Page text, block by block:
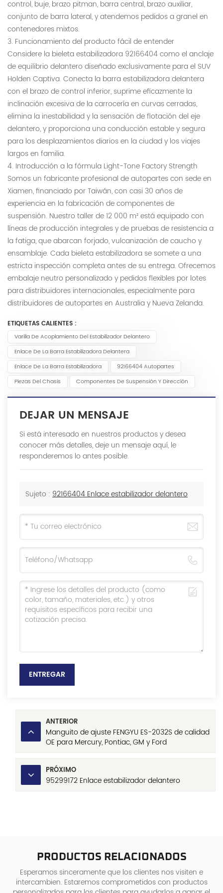
control, buje, brazo pitman, barra central, brazo auxiliar,
conjunto de barra lateral, y atendemos pedidos a granel en
contenedores mixtos.
3. Funcionamiento del producto fácil de entender
Considere la bieleta estabilizadora 92166404 como el anclaje
de equilibrio delantero diseñado exclusivamente para el SUV
Holden Captiva. Conecta la barra estabilizadora delantera
con el brazo de control inferior, suprime eficazmente la
inclinación excesiva de la carrocería en curvas cerradas,
elimina la inestabilidad y la sensación de flotación del eje
delantero, y proporciona una conducción estable y segura
para los desplazamientos diarios en la ciudad y los viajes
largos en familia.
4. Introducción a la fórmula Light-Tone Factory Strength
Somos un fabricante profesional de autopartes con sede en
Xiamen, financiado por Taiwán, con casi 30 años de
experiencia en la fabricación de componentes de
suspensión. Nuestro taller de 12 000 m² está equipado con
líneas de producción integrales y de pruebas de resistencia a
la fatiga, que abarcan forjado, vulcanización de caucho y
ensamblaje. Cada bieleta estabilizadora se somete a una
estricta inspección completa antes de su entrega. Ofrecemos
embalaje neutro personalizado y pedidos flexibles por lotes
para distribuidores internacionales, especialmente para
distribuidores de autopartes en Australia y Nueva Zelanda.
ETIQUETAS CALIENTES :
Varilla De Acoplamiento Del Estabilizador Delantero
Enlace De La Barra Estabilizadora Delantera
Enlace De La Barra Estabilizadora
92166404 Autopartes
Piezas Del Chasis
Componentes De Suspensión Y Dirección
DEJAR UN MENSAJE
Si está interesado en nuestros productos y desea
conocer más detalles, deje un mensaje aquí, le
responderemos lo antes posible.
Sujeto : 92166404 Enlace estabilizador delantero
ENTREGAR
ANTERIOR
Manguito de ajuste FENGYU ES-2032S de calidad
OE para Mercury, Pontiac, GM y Ford
PRÓXIMO
95299172 Enlace estabilizador delantero
PRODUCTOS RELACIONADOS
Esperamos sinceramente que los clientes nos visiten e
intercambien. Estaremos comprometidos con productos